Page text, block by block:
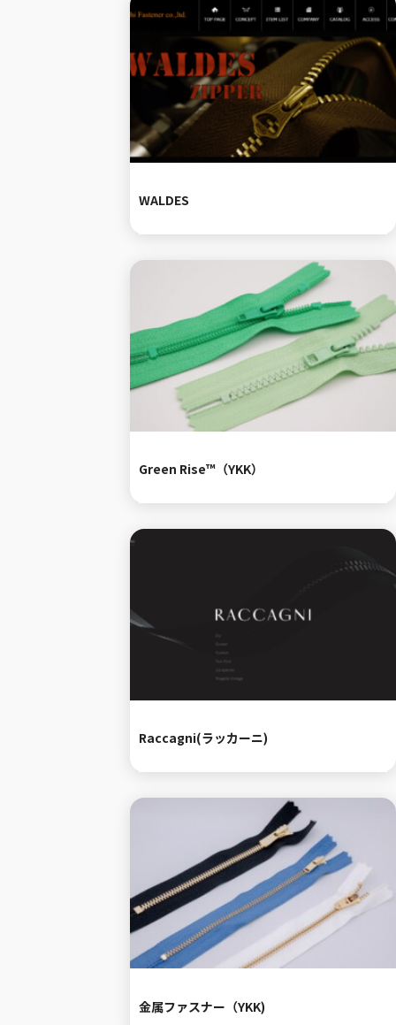
WALDES
Green Rise™（YKK）
Raccagni(ラッカーニ)
金属ファスナー（YKK)